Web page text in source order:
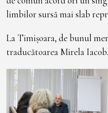
limbilor sursă mai slab
La Timișoara, de bunul
traducătoarea Mirela Iacob.